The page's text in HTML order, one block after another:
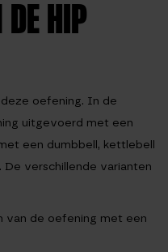
DE HIP
oefening. In de
uitgevoerd met een
een dumbbell, kettlebell
verschillende varianten
van de oefening met een